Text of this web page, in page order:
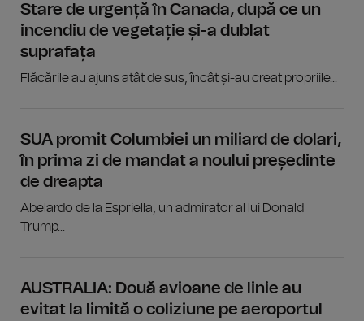
Stare de urgență în Canada, după ce un
incendiu de vegetație și-a dublat
suprafața
Flăcările au ajuns atât de sus, încât și-au creat propriile...
SUA promit Columbiei un miliard de dolari,
în prima zi de mandat a noului președinte
de dreapta
Abelardo de la Espriella, un admirator al lui Donald
Trump...
AUSTRALIA: Două avioane de linie au
evitat la limită o coliziune pe aeroportul